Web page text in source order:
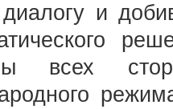
и
всех